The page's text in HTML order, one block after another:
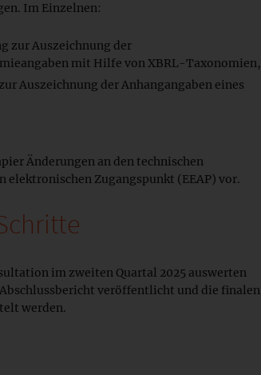
Im Einzelnen:
zur Auszeichnung der
mit Hilfe von XBRL-Taxonomien,
Auszeichnung der Anhangangaben eines
Änderungen an den technischen
elektronischen Zugangspunkt (EEAP) vor.
im zweiten Quartal 2025 auswerten
veröffentlicht und die finalen
werden.